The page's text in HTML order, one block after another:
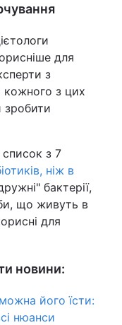
для
з
кожного з цих
з 7
ніж в
бактерії,
що живуть в
для
новини:
його їсти:
нюанси